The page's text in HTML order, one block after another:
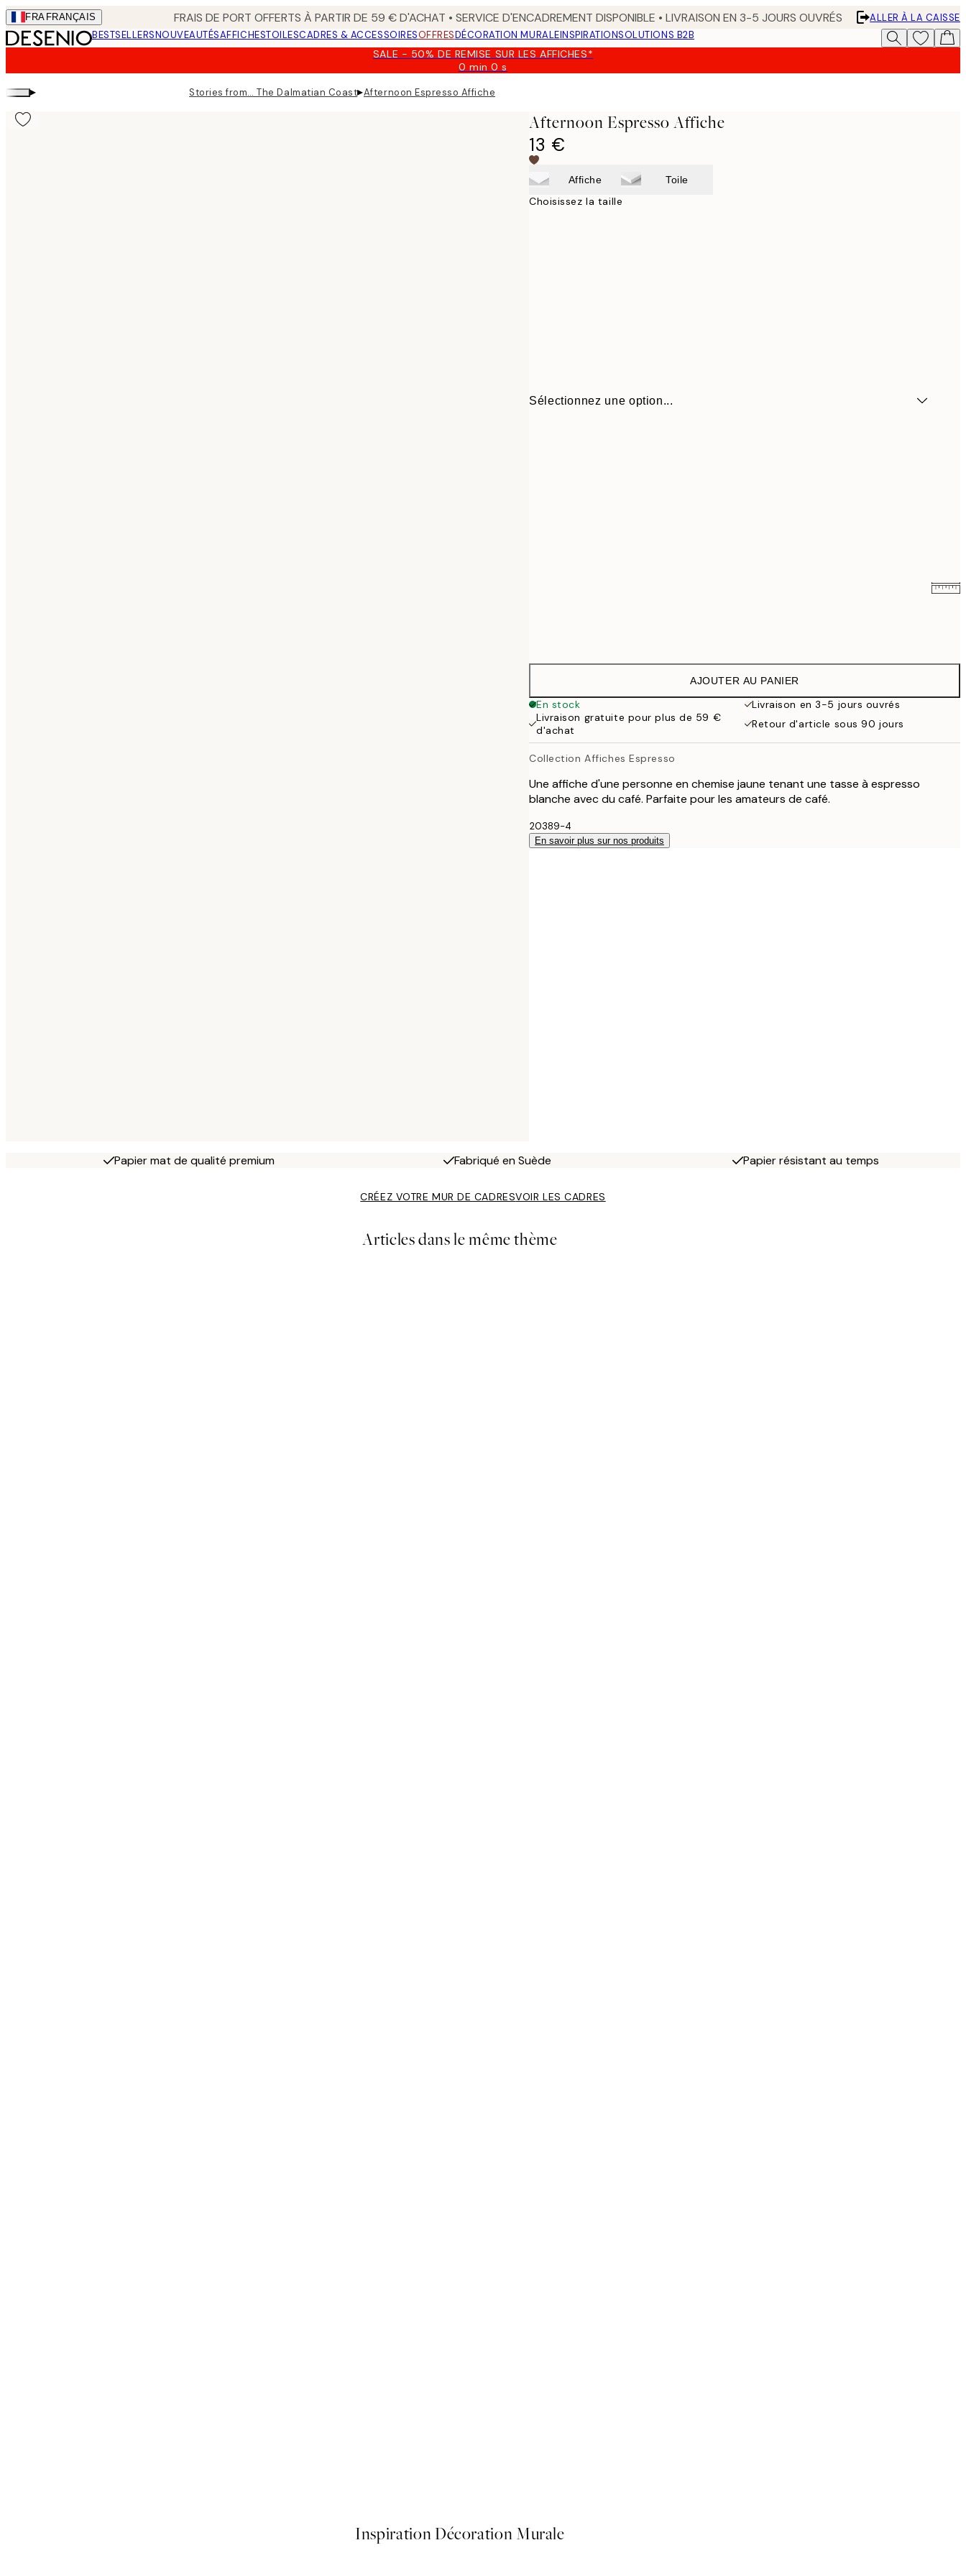
Skip
to
main
FRA FRANÇAIS FRAIS DE PORT OFFERTS À PARTIR DE 59 € D'ACHAT • SERVICE D'ENCADREMENT DISPONIBLE • LIVRAISON EN 3-5 JOURS OUVRÉS
ALLER À LA CAISSE
BESTSELLERSNOUVEAUTÉSAFFICHESTOILESCADRES & ACCESSOIRESOFFRESDÉCORATION MURALEINSPIRATIONSOLUTIONS B2B
SALE - 50% DE REMISE SUR LES AFFICHES*
0 min0 s
Valable
jusqu'au
:
▸ Stories from… The Dalmatian Coast▸Afternoon Espresso Affiche
Afternoon Espresso Affiche
13 €
Affiche Toile
Choisissez la taille
Sélectionnez une option...
AJOUTER AU PANIER
En stock
Livraison en 3-5 jours ouvrés
Livraison gratuite pour plus de 59 €
d'achat
Retour d'article sous 90 jours
Collection Affiches Espresso
Une affiche d'une personne en chemise jaune tenant une tasse à espresso
blanche avec du café. Parfaite pour les amateurs de café.
20389-4
En savoir plus sur nos produits
Papier mat de qualité premium Fabriqué en Suède Papier résistant au temps
CRÉEZ VOTRE MUR DE CADRESVOIR LES CADRES
Articles dans le même thème
Inspiration Décoration Murale